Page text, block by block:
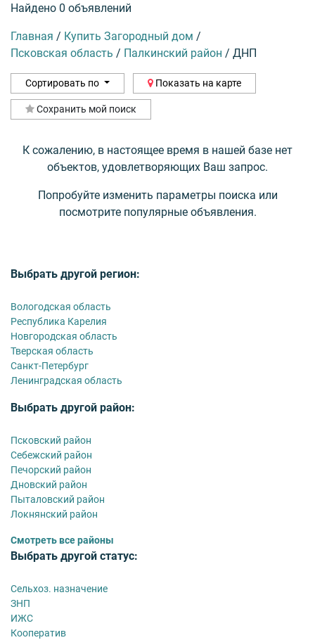
Найдено 0 объявлений
Главная / Купить Загородный дом /
Псковская область / Палкинский район / ДНП
Сортировать по Показать на карте
Сохранить мой поиск
К сожалению, в настоящее время в нашей базе нет
объектов, удовлетворяющих Ваш запрос.
Попробуйте изменить параметры поиска или
посмотрите популярные объявления.
Выбрать другой регион:
Вологодская область
Республика Карелия
Новгородская область
Тверская область
Санкт-Петербург
Ленинградская область
Выбрать другой район:
Псковский район
Себежский район
Печорский район
Дновский район
Пыталовский район
Локнянский район
Смотреть все районы
Выбрать другой статус:
Сельхоз. назначение
ЗНП
ИЖС
Кооператив